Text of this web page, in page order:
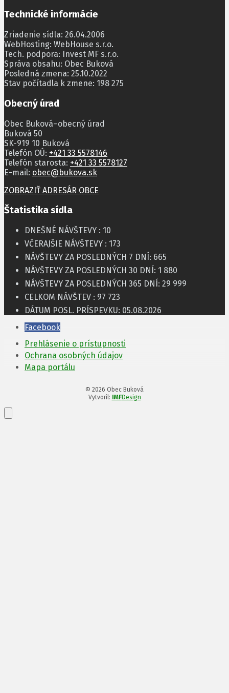
Technické informácie
Zriadenie sídla: 26.04.2006
WebHosting: WebHouse s.r.o.
Tech. podpora: Invest MF s.r.o.
Správa obsahu: Obec Buková
Posledná zmena: 25.10.2022
Stav počítadla k zmene: 198 275
Obecný úrad
Obec Buková–obecný úrad
Buková 50
SK-919 10 Buková
Telefón OÚ: +421 33 5578146
Telefón starosta: +421 33 5578127
E-mail: obec@bukova.sk
ZOBRAZIŤ ADRESÁR OBCE
Štatistika sídla
DNEŠNÉ NÁVŠTEVY : 10
VČERAJŠIE NÁVŠTEVY : 173
NÁVŠTEVY ZA POSLEDNÝCH 7 DNÍ: 665
NÁVŠTEVY ZA POSLEDNÝCH 30 DNÍ: 1 880
NÁVŠTEVY ZA POSLEDNÝCH 365 DNÍ: 29 999
CELKOM NÁVŠTEV : 97 723
DÁTUM POSL. PRÍSPEVKU: 05.08.2026
Facebook
Prehlásenie o prístupnosti
Ochrana osobných údajov
Mapa portálu
© 2026 Obec Buková
Vytvoril: IMFDesign